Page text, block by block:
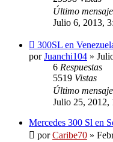
Último mensaje
Julio 6, 2013,
300SL en
porJuanchi104 »
6 Respuestas
5519 Vistas
Último mensaje
Julio 25, 2012,
Mercedes 300 Sl en
porCaribe70 »